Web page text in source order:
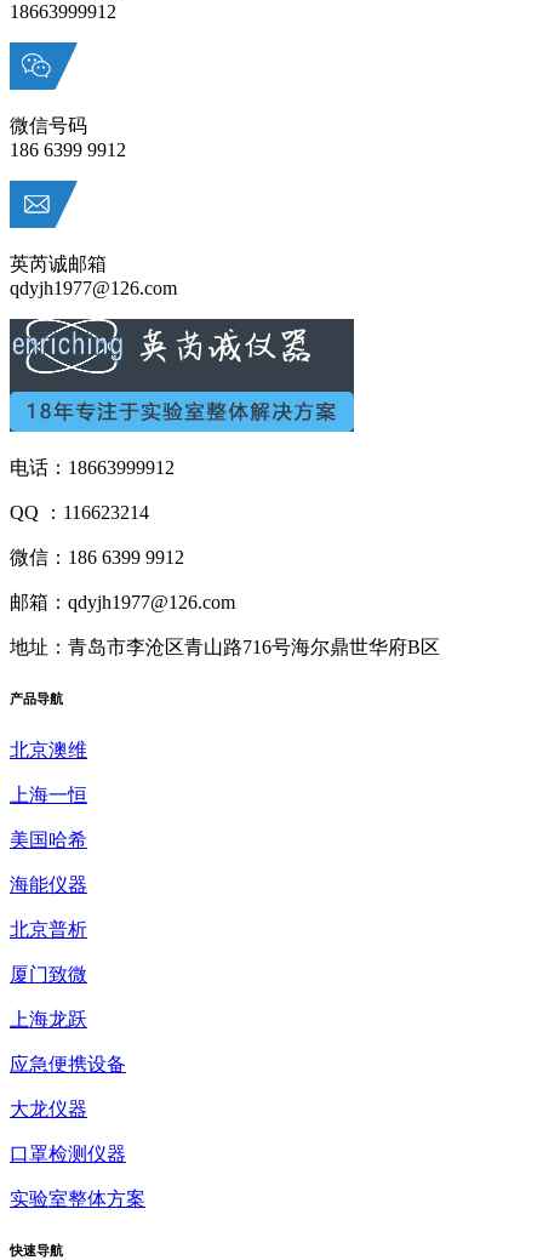
18663999912
微信号码
186 6399 9912
英芮诚邮箱
qdyjh1977@126.com
电话：18663999912
QQ ：116623214
微信：186 6399 9912
邮箱：qdyjh1977@126.com
地址：青岛市李沧区青山路716号海尔鼎世华府B区
产品导航
北京澳维
上海一恒
美国哈希
海能仪器
北京普析
厦门致微
上海龙跃
应急便携设备
大龙仪器
口罩检测仪器
实验室整体方案
快速导航